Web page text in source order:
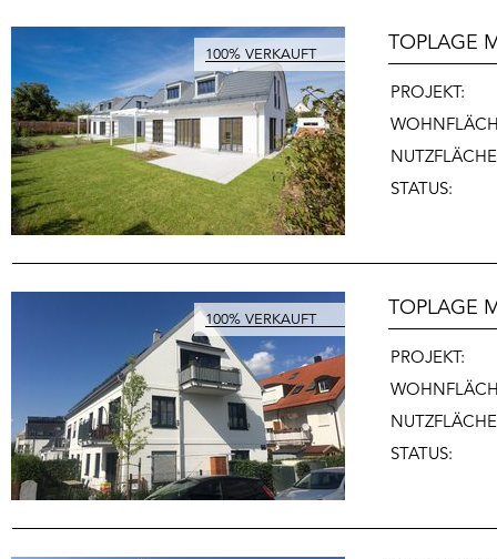
TOPLAGE
PROJEKT:
STATUS:
TOPLAGE
PROJEKT:
STATUS: